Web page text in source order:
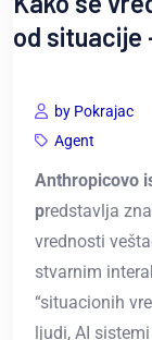
od situacije
by Pokrajac
Agent
Anthropicovo
predstavlja
vrednosti
stvarnim
“situacionih
ljudi, AI